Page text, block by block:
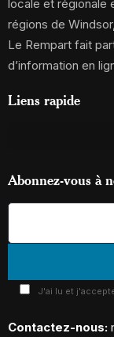
locale et régionale
régions de
Le Rempart fait
d’information en
Liens rapide
Abonnez-vous à
J'ai lu et
Contactez-nous: